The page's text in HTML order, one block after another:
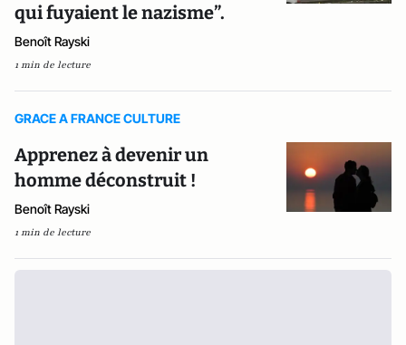
qui fuyaient le nazisme”.
Benoît Rayski
1 min de lecture
GRACE A FRANCE CULTURE
Apprenez à devenir un
homme déconstruit !
Benoît Rayski
1 min de lecture